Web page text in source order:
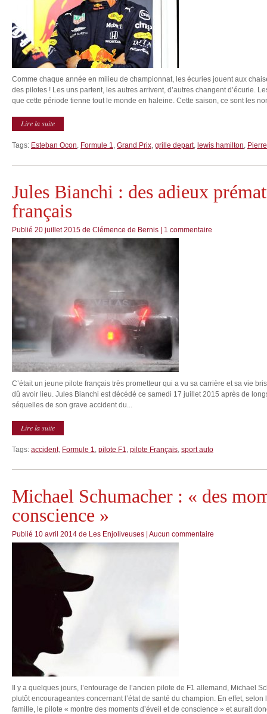
Comme chaque année en milieu de championnat, les écuries jouent aux
des pilotes ! Les uns partent, les autres arrivent, d’autres changent d’écurie.
que cette période tienne tout le monde en haleine. Cette saison, ce sont les
Lire la suite
Tags: Esteban Ocon, Formule 1, Grand Prix, grille depart, lewis hamilton,
Jules Bianchi : des adieux
français
Publié 20 juillet 2015 de Clémence de Bernis 1 commentaire
C’était un jeune pilote français très prometteur qui a vu sa carrière et sa vie
dû avoir lieu. Jules Bianchi est décédé ce samedi 17 juillet 2015 après de
séquelles de son grave accident du...
Lire la suite
Tags: accident, Formule 1, pilote F1, pilote Français, sport auto
Michael Schumacher : « des
conscience »
Publié 10 avril 2014 de Les Enjoliveuses Aucun commentaire
Il y a quelques jours, l’entourage de l’ancien pilote de F1 allemand, Michael
plutôt encourageantes concernant l’état de santé du champion. En effet,
famille, le pilote « montre des moments d’éveil et de conscience » et aurait